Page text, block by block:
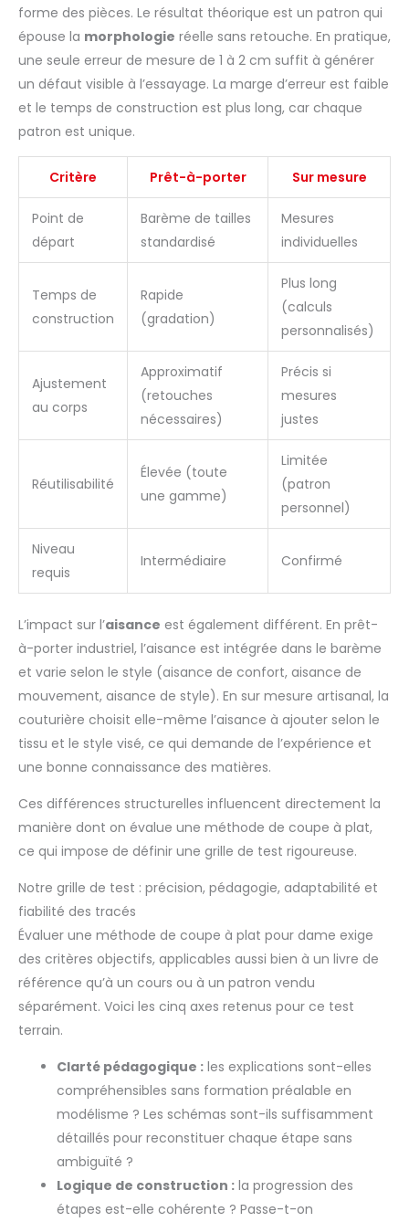
forme des pièces. Le résultat théorique est un patron qui
épouse la morphologie réelle sans retouche. En pratique,
une seule erreur de mesure de 1 à 2 cm suffit à générer
un défaut visible à l’essayage. La marge d’erreur est faible
et le temps de construction est plus long, car chaque
patron est unique.
Critère Prêt-à-porter Sur mesure
Point de
départ
Barème de tailles
standardisé
Mesures
individuelles
Temps de
construction
Rapide
(gradation)
Plus long
(calculs
personnalisés)
Ajustement
au corps
Approximatif
(retouches
nécessaires)
Précis si
mesures
justes
Réutilisabilité
Élevée (toute
une gamme)
Limitée
(patron
personnel)
Niveau
requis
Intermédiaire Confirmé
L’impact sur l’aisance est également différent. En prêt-
à-porter industriel, l’aisance est intégrée dans le barème
et varie selon le style (aisance de confort, aisance de
mouvement, aisance de style). En sur mesure artisanal, la
couturière choisit elle-même l’aisance à ajouter selon le
tissu et le style visé, ce qui demande de l’expérience et
une bonne connaissance des matières.
Ces différences structurelles influencent directement la
manière dont on évalue une méthode de coupe à plat,
ce qui impose de définir une grille de test rigoureuse.
Notre grille de test : précision, pédagogie, adaptabilité et
fiabilité des tracés
Évaluer une méthode de coupe à plat pour dame exige
des critères objectifs, applicables aussi bien à un livre de
référence qu’à un cours ou à un patron vendu
séparément. Voici les cinq axes retenus pour ce test
terrain.
Clarté pédagogique : les explications sont-elles
compréhensibles sans formation préalable en
modélisme ? Les schémas sont-ils suffisamment
détaillés pour reconstituer chaque étape sans
ambiguïté ?
Logique de construction : la progression des
étapes est-elle cohérente ? Passe-t-on